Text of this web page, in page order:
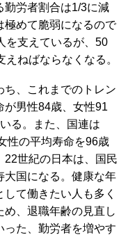
勤労者割合は1/3に減
極めて脆弱になるので
を支えているが、50
ねばならなくなる。
、これまでのトレン
が男性84歳、女性91
る。また、国連は
性の平均寿命を96歳
22世紀の日本は、国民
大国になる。健康な年
て働きたい人も多く
、退職年齢の見直し
た、勤労者を増やす